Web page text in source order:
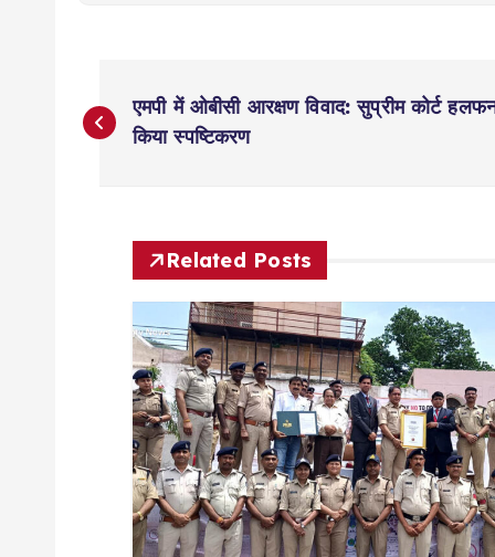
P
o
एमपी में ओबीसी आरक्षण विवाद: सुप्रीम कोर्ट
किया स्पष्टिकरण
Related Posts